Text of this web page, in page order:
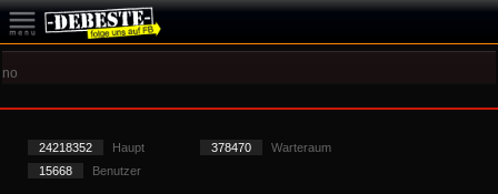
no
24218352 Haupt 378470
Warteraum
15668
Benutzer